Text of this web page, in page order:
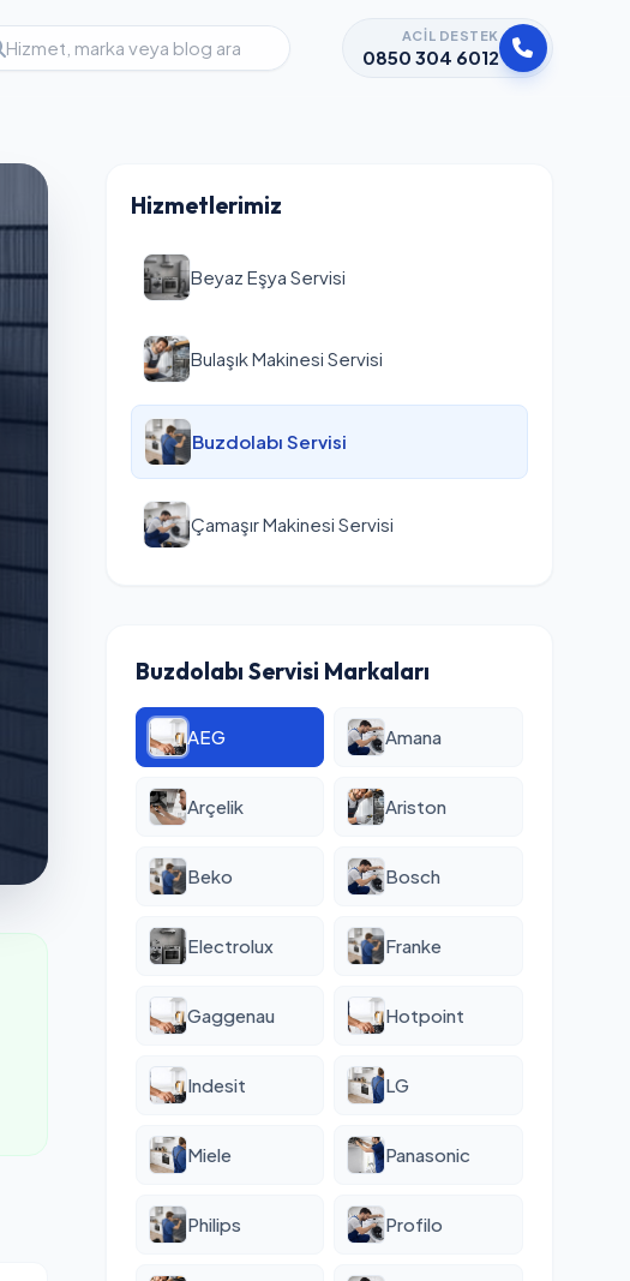
ACIL DESTEK
0850 304 6012
Hizmetlerimiz
Beyaz Eşya Servisi
Bulaşık Makinesi Servisi
Buzdolabı Servisi
Çamaşır Makinesi Servisi
Buzdolabı Servisi Markaları
AEG Amana
Arçelik Ariston
Beko Bosch
Electrolux Franke
Gaggenau Hotpoint
Indesit LG
Miele Panasonic
Philips Profilo